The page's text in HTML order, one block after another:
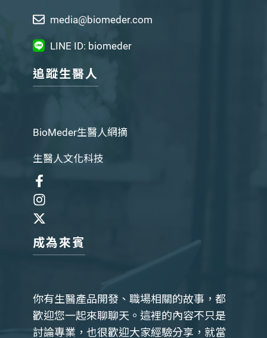
media@biomeder.com
LINE ID: biomeder
追蹤生醫人
BioMeder生醫人網摘
生醫人文化科技
成為來賓
你有生醫產品開發、職場相關的故事，都
歡迎您一起來聊聊天。這裡的內容不只是
討論專業，也很歡迎大家經驗分享，就當